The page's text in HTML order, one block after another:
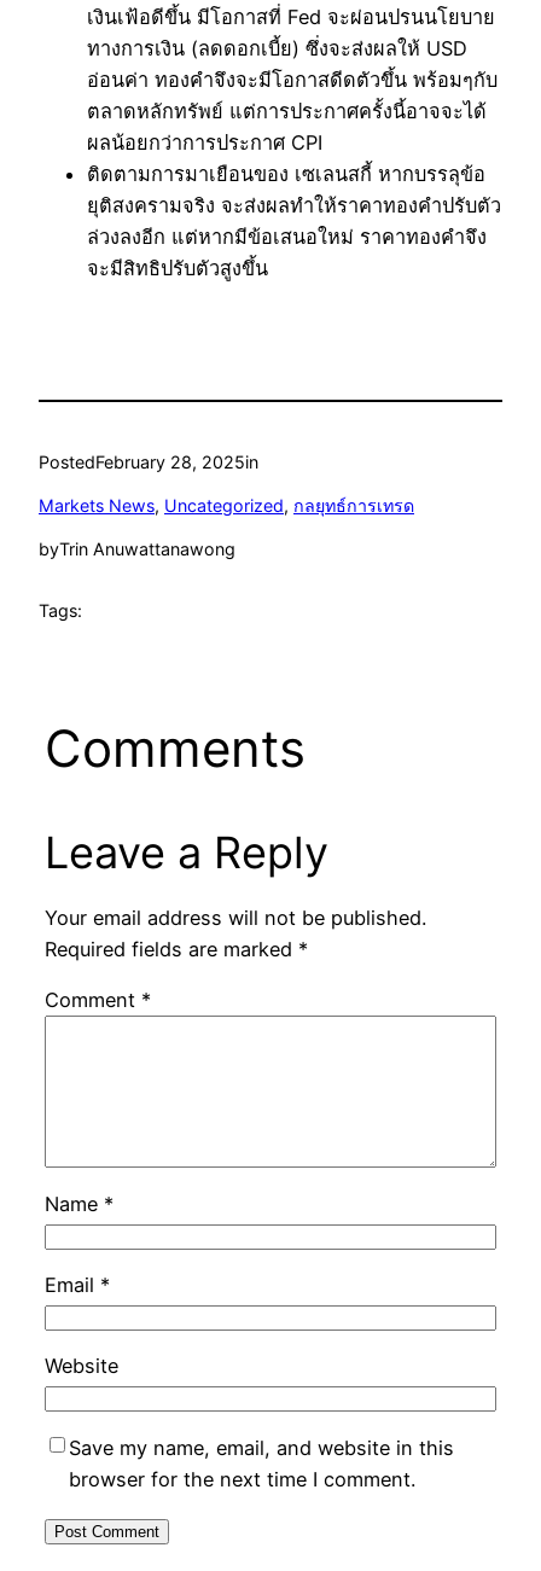
เงินเฟ้อดีขึ้น มีโอกาสที่ Fed จะผ่อนปรนนโยบาย
ทางการเงิน (ลดดอกเบี้ย) ซึ่งจะส่งผลให้ USD
อ่อนค่า ทองคำจึงจะมีโอกาสดีดตัวขึ้น พร้อมๆกับ
ตลาดหลักทรัพย์ แต่การประกาศครั้งนี้อาจจะได้
ผลน้อยกว่าการประกาศ CPI
ติดตามการมาเยือนของ เซเลนสกี้ หากบรรลุข้อ
ยุติสงครามจริง จะส่งผลทำให้ราคาทองคำปรับตัว
ล่วงลงอีก แต่หากมีข้อเสนอใหม่ ราคาทองคำจึง
จะมีสิทธิปรับตัวสูงขึ้น
PostedFebruary 28, 2025in
Markets News, Uncategorized, กลยุทธ์การเทรด
byTrin Anuwattanawong
Tags:
Comments
Leave a Reply
Your email address will not be published.
Required fields are marked *
Comment *
Name *
Email *
Website
Save my name, email, and website in this
browser for the next time I comment.